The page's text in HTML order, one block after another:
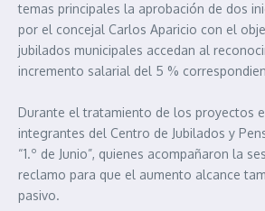
temas principales la aprobación de dos
por el concejal Carlos Aparicio con el
jubilados municipales accedan al
incremento salarial del 5 %
Durante el tratamiento de los proyectos
integrantes del Centro de Jubilados y
“1.º de Junio”, quienes acompañaron la
reclamo para que el aumento alcance
pasivo.